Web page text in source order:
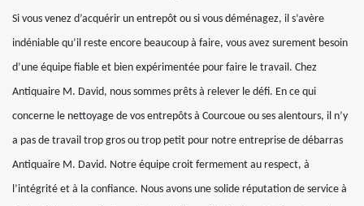
Si vous venez d’acquérir un entrepôt ou si vous déménagez, il s’avère
indéniable qu’il reste encore beaucoup à faire, vous avez surement besoin
d’une équipe fiable et bien expérimentée pour faire le travail. Chez
Antiquaire M. David, nous sommes prêts à relever le défi. En ce qui
concerne le nettoyage de vos entrepôts à Courcoue ou ses alentours, il n’y
a pas de travail trop gros ou trop petit pour notre entreprise de débarras
Antiquaire M. David. Notre équipe croit fermement au respect, à
l’intégrité et à la confiance. Nous avons une solide réputation de service à